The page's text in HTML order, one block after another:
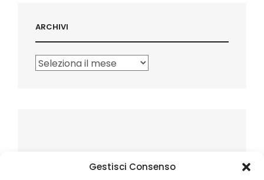
Gestisci Consenso
ARCHIVI
Archivi